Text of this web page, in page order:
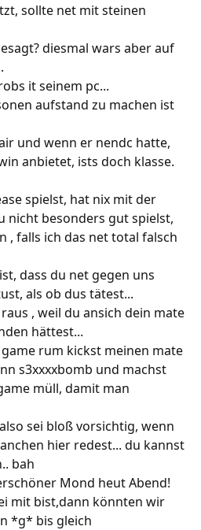
sollte net mit steinen
diesmal wars aber auf
it seinem pc...
aufstand zu machen ist
und wenn er nendc hatte,
anbietet, ists doch klasse.
spielst, hat nix mit der
nicht besonders gut spielst,
, falls ich das net total falsch
dass du net gegen uns
als ob dus tätest...
, weil du ansich dein mate
hättest...
rum kickst meinen mate
s3xxxxbomb und machst
müll, damit man
sei bloß vorsichtig, wenn
hier redest... du kannst
bah
Mond heut Abend!
mit bist,dann könnten wir
*g* bis gleich